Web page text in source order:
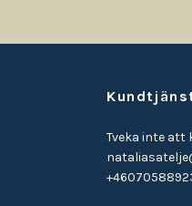
Tveka inte att